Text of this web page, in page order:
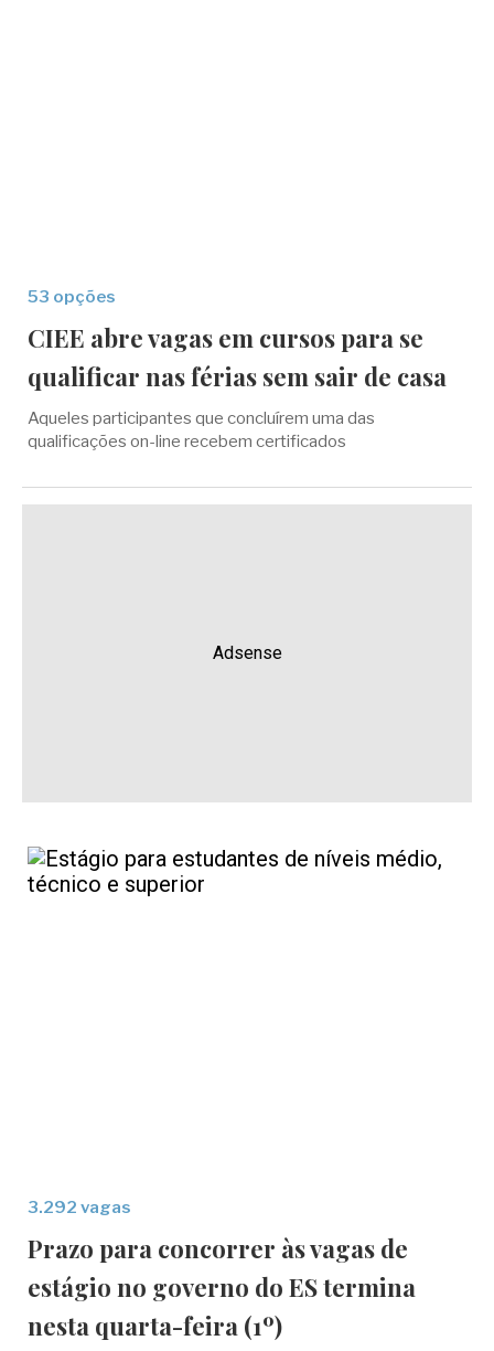
53 opções
CIEE abre vagas em cursos para se
qualificar nas férias sem sair de casa
Aqueles participantes que concluírem uma das
qualificações on-line recebem certificados
Adsense
3.292 vagas
Prazo para concorrer às vagas de
estágio no governo do ES termina
nesta quarta-feira (1º)